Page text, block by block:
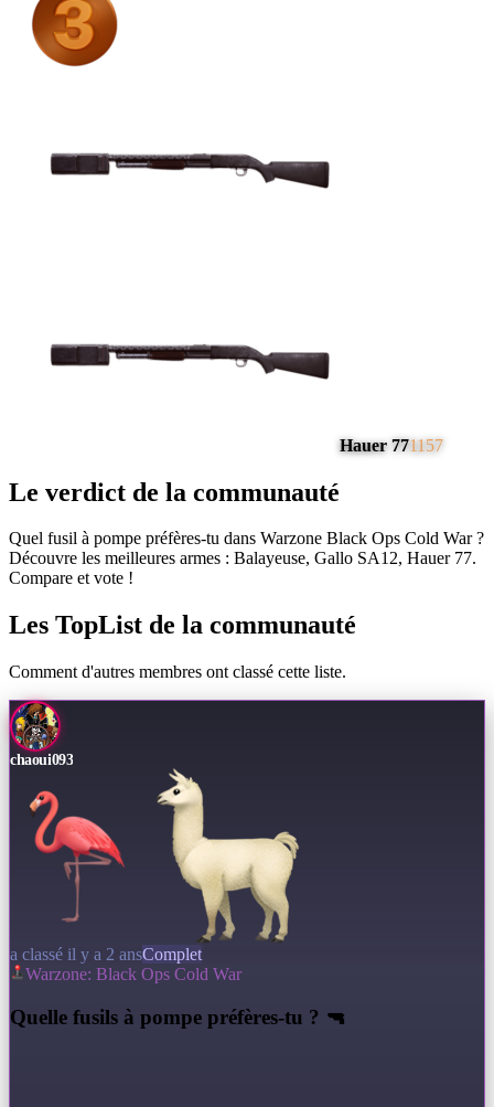
Hauer 771157
Le verdict de la communauté
Quel fusil à pompe préfères-tu dans Warzone Black Ops Cold War ?
Découvre les meilleures armes : Balayeuse, Gallo SA12, Hauer 77.
Compare et vote !
Les TopList de la communauté
Comment d'autres membres ont classé cette liste.
chaoui093
a classé il y a 2 ansComplet
Warzone: Black Ops Cold War
Quelle fusils à pompe préfères-tu ? 🔫